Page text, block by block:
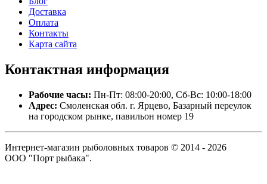
Доставка
Оплата
Контакты
Карта сайта
Контактная информация
Рабочие часы: Пн-Пт: 08:00-20:00, Сб-Вс: 10:00-18:00
Адрес: Смоленская обл. г. Ярцево, Базарный переулок
на городском рынке, павильон номер 19
Интернет-магазин рыболовных товаров © 2014 - 2026
ООО "Порт рыбака".